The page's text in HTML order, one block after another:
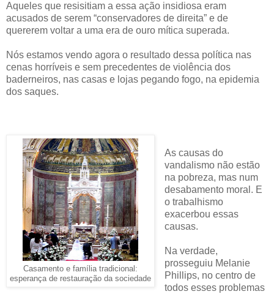
Aqueles que resisitiam a essa ação insidiosa eram
acusados de serem “conservadores de direita” e de
quererem voltar a uma era de ouro mítica superada.
Nós estamos vendo agora o resultado dessa política nas
cenas horríveis e sem precedentes de violência dos
baderneiros, nas casas e lojas pegando fogo, na epidemia
dos saques.
Casamento e família tradicional:
esperança de restauração da sociedade
As causas do
vandalismo não estão
na pobreza, mas num
desabamento moral. E
o trabalhismo
exacerbou essas
causas.
Na verdade,
prosseguiu Melanie
Phillips, no centro de
todos esses problemas